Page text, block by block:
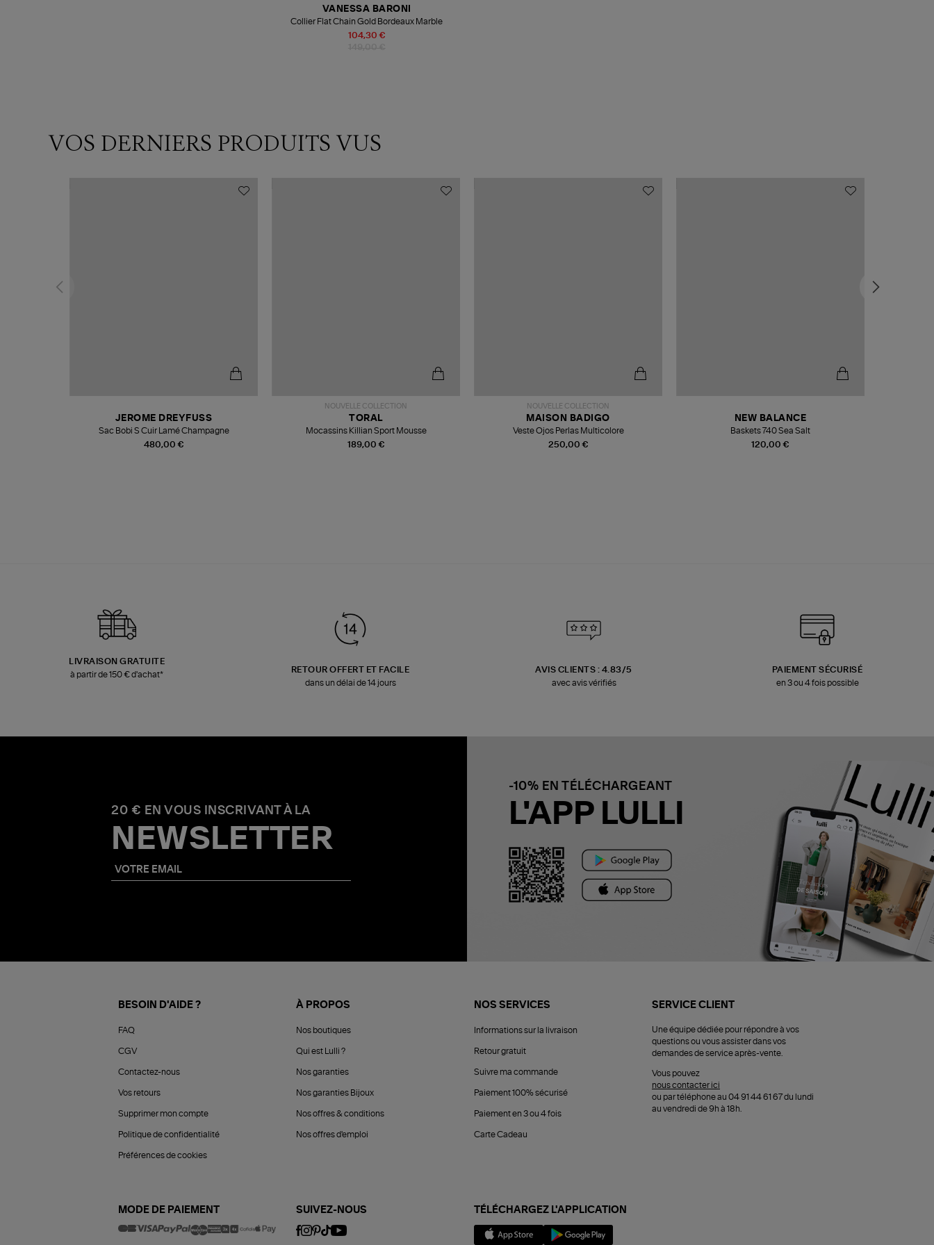
104,30 €
VANESSA BARONI
Collier Flat Chain Gold Bordeaux Marble
VOS DERNIERS PRODUITS VUS
480,00 €
JEROME DREYFUSS
Sac Bobi S Cuir Lamé Champagne
NOUVELLE COLLECTION
189,00 €
TORAL
Mocassins Killian Sport Mousse
NOUVELLE COLLECTION
250,00 €
MAISON BADIGO
Veste Ojos Perlas Multicolore
120,00 €
NEW BALANCE
Baskets 740 Sea Salt
LIVRAISON GRATUITE
à partir de 150 € d'achat*
RETOUR OFFERT ET FACILE
dans un délai de 14 jours
AVIS CLIENTS : 4.83/5
avec avis vérifiés
PAIEMENT SÉCURISÉ
en 3 ou 4 fois possible
20 € EN VOUS INSCRIVANT À LA
NEWSLETTER
-10% EN TÉLÉCHARGEANT
L'APP LULLI
BESOIN D'AIDE ?
FAQ
CGV
Contactez-nous
Vos retours
Supprimer mon compte
Politique de confidentialité
Préférences de cookies
À PROPOS
Nos boutiques
Qui est Lulli ?
Nos garanties
Nos garanties Bijoux
Nos offres & conditions
Nos offres d'emploi
NOS SERVICES
Informations sur la livraison
Retour gratuit
Suivre ma commande
Paiement 100% sécurisé
Paiement en 3 ou 4 fois
Carte Cadeau
SERVICE CLIENT
Une équipe dédiée pour répondre à vos
questions ou vous assister dans vos
demandes de service après-vente.
Vous pouvez
nous contacter ici
ou par téléphone au 04 91 44 61 67 du lundi
au vendredi de 9h à 18h.
MODE DE PAIEMENT SUIVEZ-NOUS TÉLÉCHARGEZ L'APPLICATION